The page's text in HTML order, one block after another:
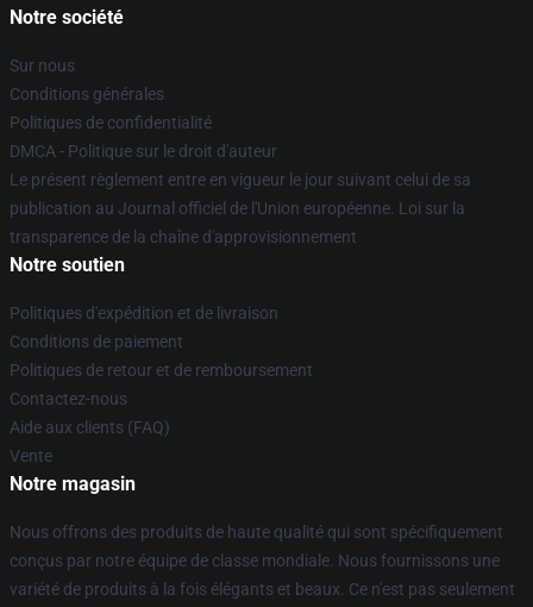
Notre société
Sur nous
Conditions générales
Politiques de confidentialité
DMCA - Politique sur le droit d'auteur
Le présent règlement entre en vigueur le jour suivant celui de sa
publication au Journal officiel de l'Union européenne. Loi sur la
transparence de la chaîne d'approvisionnement
Notre soutien
Politiques d'expédition et de livraison
Conditions de paiement
Politiques de retour et de remboursement
Contactez-nous
Aide aux clients (FAQ)
Vente
Notre magasin
Nous offrons des produits de haute qualité qui sont spécifiquement
conçus par notre équipe de classe mondiale. Nous fournissons une
variété de produits à la fois élégants et beaux. Ce n'est pas seulement